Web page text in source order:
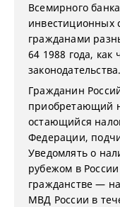
Всемирного
инвестиционных
гражданами
64 1988 года, как
законодательства.
Гражданин
приобретающий
остающийся
Федерации,
Уведомлять о
рубежом в
гражданстве —
МВД России в